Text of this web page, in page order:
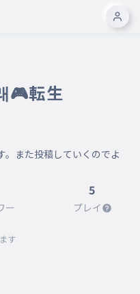
🎮転生
また投稿していくのでよ
ー
5
プレイ
す